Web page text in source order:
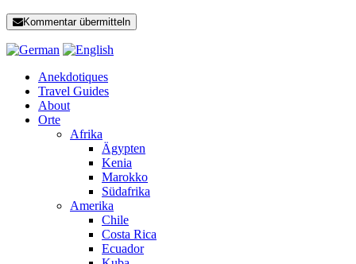
Kommentar übermitteln
Anekdotiques
Travel Guides
About
Orte
Afrika
Ägypten
Kenia
Marokko
Südafrika
Amerika
Chile
Costa Rica
Ecuador